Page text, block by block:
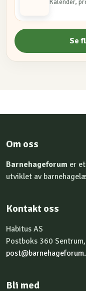
Se
Om oss
Barnehageforum er
utviklet av
Kontakt oss
Habitus AS
Postboks 360
Bli med